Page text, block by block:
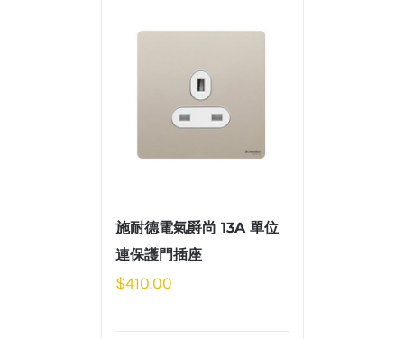
施耐德電氣爵尚 13A 單位
連保護門插座
$410.00